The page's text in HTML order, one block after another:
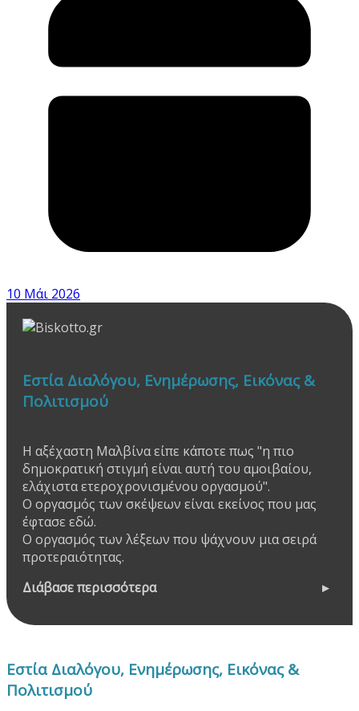
10 Μάι 2026
Εστία Διαλόγου, Ενημέρωσης, Εικόνας &
Πολιτισμού
Η αξέχαστη Μαλβίνα είπε κάποτε πως "η πιο
δημοκρατική στιγμή είναι αυτή του αμοιβαίου,
ελάχιστα ετεροχρονισμένου οργασμού".
Ο οργασμός των σκέψεων είναι εκείνος που μας
έφτασε εδώ.
Ο οργασμός των λέξεων που ψάχνουν μια σειρά
προτεραιότητας.
Διάβασε περισσότερα
Εστία Διαλόγου, Ενημέρωσης, Εικόνας &
Πολιτισμού